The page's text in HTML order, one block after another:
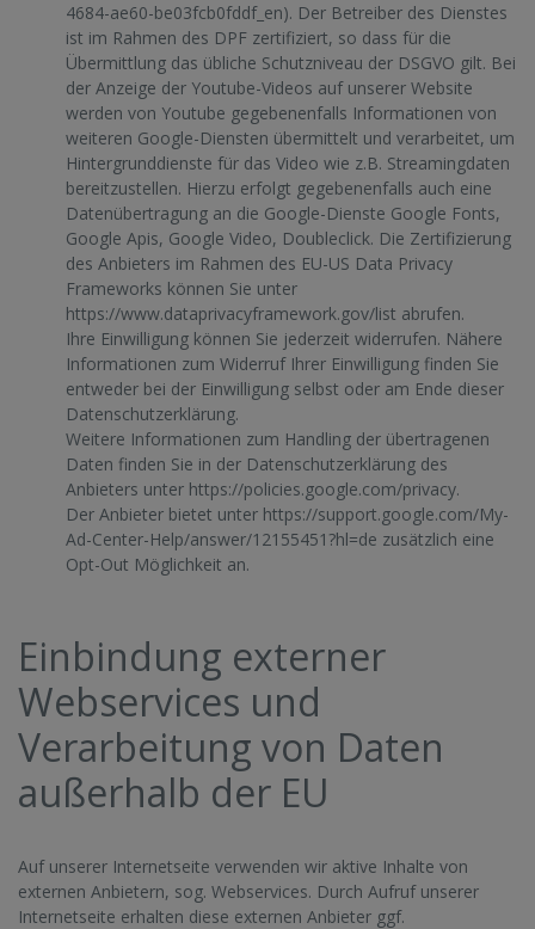
4684-ae60-be03fcb0fddf_en). Der Betreiber des Dienstes
ist im Rahmen des DPF zertifiziert, so dass für die
Übermittlung das übliche Schutzniveau der DSGVO gilt. Bei
der Anzeige der Youtube-Videos auf unserer Website
werden von Youtube gegebenenfalls Informationen von
weiteren Google-Diensten übermittelt und verarbeitet, um
Hintergrunddienste für das Video wie z.B. Streamingdaten
bereitzustellen. Hierzu erfolgt gegebenenfalls auch eine
Datenübertragung an die Google-Dienste Google Fonts,
Google Apis, Google Video, Doubleclick. Die Zertifizierung
des Anbieters im Rahmen des EU-US Data Privacy
Frameworks können Sie unter
https://www.dataprivacyframework.gov/list abrufen.
Ihre Einwilligung können Sie jederzeit widerrufen. Nähere
Informationen zum Widerruf Ihrer Einwilligung finden Sie
entweder bei der Einwilligung selbst oder am Ende dieser
Datenschutzerklärung.
Weitere Informationen zum Handling der übertragenen
Daten finden Sie in der Datenschutzerklärung des
Anbieters unter https://policies.google.com/privacy.
Der Anbieter bietet unter https://support.google.com/My-
Ad-Center-Help/answer/12155451?hl=de zusätzlich eine
Opt-Out Möglichkeit an.
Einbindung externer
Webservices und
Verarbeitung von Daten
außerhalb der EU
Auf unserer Internetseite verwenden wir aktive Inhalte von
externen Anbietern, sog. Webservices. Durch Aufruf unserer
Internetseite erhalten diese externen Anbieter ggf.